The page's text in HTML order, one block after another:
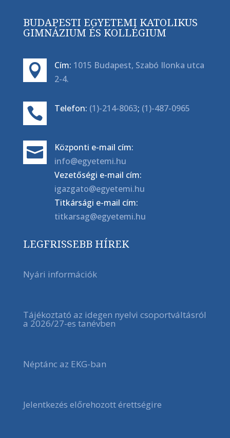
BUDAPESTI EGYETEMI KATOLIKUS
GIMNÁZIUM ÉS KOLLÉGIUM
 Cím: 1015 Budapest, Szabó Ilonka utca
2-4.
 Telefon: (1)-214-8063; (1)-487-0965

Központi e-mail cím:
info@egyetemi.hu
Vezetőségi e-mail cím:
igazgato@egyetemi.hu
Titkársági e-mail cím:
titkarsag@egyetemi.hu
LEGFRISSEBB HÍREK
Nyári információk
Tájékoztató az idegen nyelvi csoportváltásról
a 2026/27-es tanévben
Néptánc az EKG-ban
Jelentkezés előrehozott érettségire